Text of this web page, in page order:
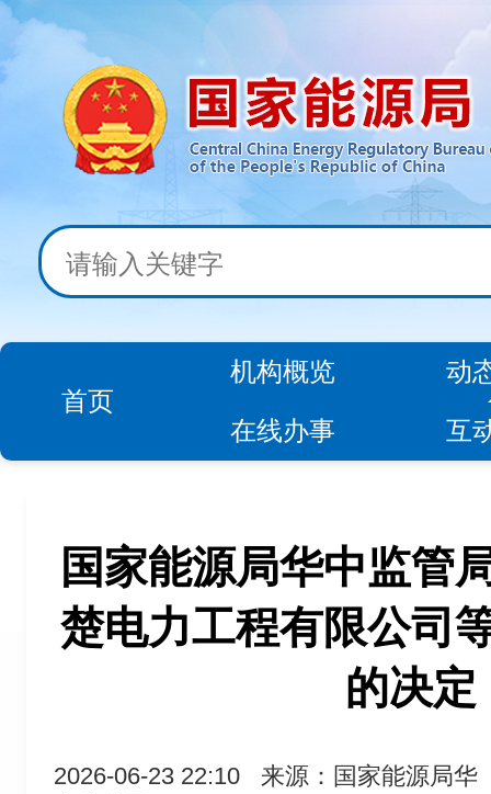
首页
机构概览
动
在线办事
互
国家能源局华中监管
楚电力工程有限公司
的决定
2026-06-23 22:10
来源：国家能源局华